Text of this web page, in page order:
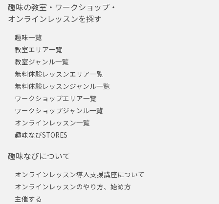
趣味の教室・ワークショップ・
オンラインレッスンを探す
趣味一覧
教室エリア一覧
教室ジャンル一覧
無料体験レッスンエリア一覧
無料体験レッスンジャンル一覧
ワークショップエリア一覧
ワークショップジャンル一覧
オンラインレッスン一覧
趣味なびSTORES
趣味なびについて
オンラインレッスン導入支援講座について
オンラインレッスンのやり方、始め方
主催する